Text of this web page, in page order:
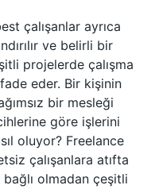
çalışanlar ayrıca
ve belirli bir
projelerde çalışma
eder. Bir kişinin
bir mesleği
göre işlerini
oluyor? Freelance
çalışanlara atıfta
olmadan çeşitli